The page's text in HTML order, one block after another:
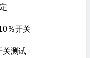
％开关
测试